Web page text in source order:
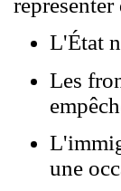
L'État
Les
une